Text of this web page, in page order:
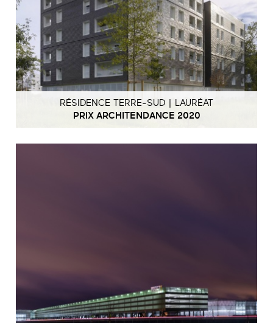
RÉSIDENCE TERRE-SUD | LAURÉAT
PRIX ARCHITENDANCE 2020